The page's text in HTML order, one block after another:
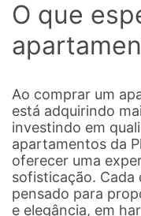
O que
Ao comprar um
está adquirindo
investindo em
apartamentos da
oferecer uma
sofisticação. Cada
pensado para
e elegância, em